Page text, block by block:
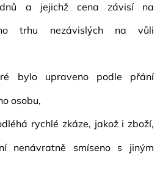
a jejichž cena závisí na
trhu nezávislých na vůli
bylo upraveno podle přání
osobu,
rychlé zkáze, jakož i zboží,
nenávratně smíseno s jiným